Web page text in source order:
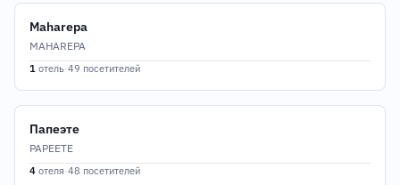
Maharepa
MAHAREPA
1 отель·49 посетителей
Папеэте
PAPEETE
4 отеля·48 посетителей